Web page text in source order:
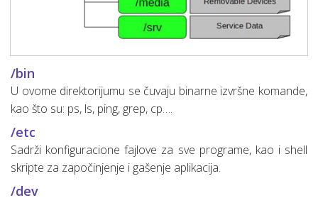
/bin
U ovome direktorijumu se čuvaju binarne izvršne komande,
kao što su: ps, ls, ping, grep, cp….
/etc
Sadrži konfiguracione fajlove za sve programe, kao i shell
skripte za započinjenje i gašenje aplikacija.
/dev